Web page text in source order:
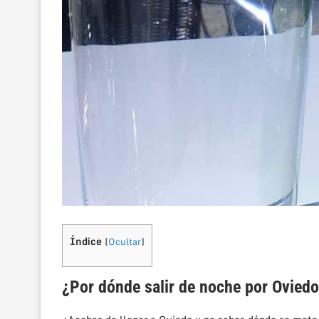
Índice [Ocultar]
¿Por dónde salir de noche por